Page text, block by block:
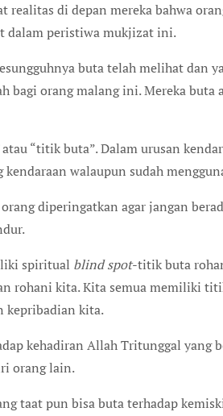
realitas di depan mereka bahwa
dalam peristiwa mukjizat ini.
buta telah melihat dan
bagi orang malang ini. Mereka
atau “titik buta”. Dalam urusan
walaupun sudah
orang diperingatkan agar jangan
spiritual blind spot-titik buta
rohani kita. Kita semua memiliki
kepribadian kita.
kehadiran Allah Tritunggal yang
orang lain.
taat pun bisa buta terhadap